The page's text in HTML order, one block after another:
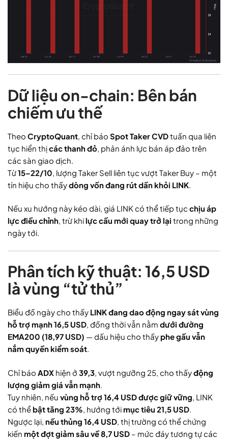
Dữ liệu on-chain: Bên bán
chiếm ưu thế
Theo CryptoQuant, chỉ báo Spot Taker CVDtuần qua liên
tục hiển thịcác thanh đỏ, phản ánh lực bán áp đảo trên
các sàn giao dịch.
Từ15–22/10, lượng Taker Sell liên tục vượt Taker Buy – một
tín hiệu cho thấydòng vốn đang rút dần khỏi LINK.
Nếu xu hướng này kéo dài, giá LINK có thể tiếp tục chịu áp
lực điều chỉnh, trừ khi lực cầu mới quay trở lại trong những
ngày tới.
Phân tích kỹ thuật: 16,5 USD
là vùng “tử thủ”
Biểu đồ ngày cho thấy LINK đang dao động ngay sát vùng
hỗ trợ mạnh 16,5 USD, đồng thời vẫn nằm dưới đường
EMA200 (18,97 USD) — dấu hiệu cho thấy phe gấu vẫn
nắm quyền kiểm soát.
Chỉ báo ADX hiện ở 39,3, vượt ngưỡng 25, cho thấyđộng
lượng giảm giá vẫn mạnh.
Tuy nhiên, nếu vùng hỗ trợ 16,4 USD được giữ vững, LINK
có thể bật tăng 23%, hướng tới mục tiêu 21,5 USD.
Ngược lại, nếu thủng 16,4 USD, thị trường có thể chứng
kiến một đợt giảm sâu về 8,7 USD – mức đáy tương tự các